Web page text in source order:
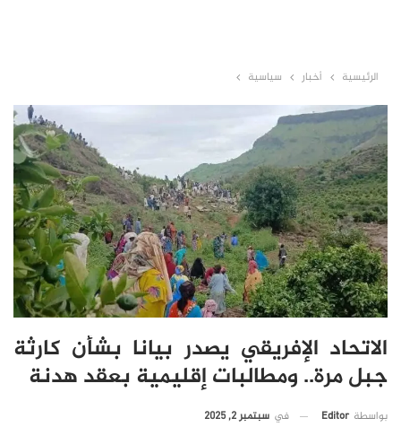
الرئيسية أخبار سياسية
الاتحاد الإفريقي يصدر بيانا بشأن كارثة
جبل مرة.. ومطالبات إقليمية بعقد هدنة
بواسطة Editor في سبتمبر 2, 2025